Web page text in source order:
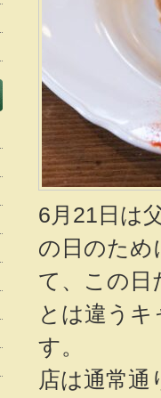
6月21日は
の日のため
て、この日
とは違う
す。
店は通常通